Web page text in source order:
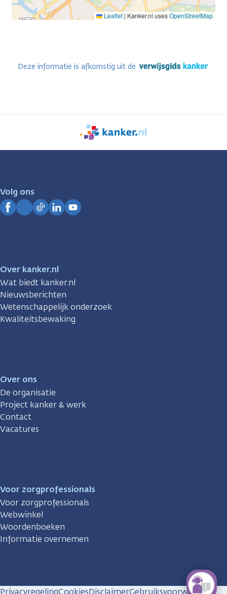
Leaflet | Kanker.nl usesOpenStreetMap
Deze informatie is afkomstig uit de
We
zijn
Volg ons
Over kanker.nl
Wat biedt kanker.nl
Nieuwsberichten
Wetenschappelijk onderzoek
Kwaliteitsbewaking
Over ons
De organisatie
Project kanker & werk
Contact
Vacatures
Voor zorgprofessionals
Voor zorgprofessionals
Webwinkel
Woordenboeken
Informatie overnemen
PrivacyregelingCookiesDisclaimerGebruiksvoorwaarden